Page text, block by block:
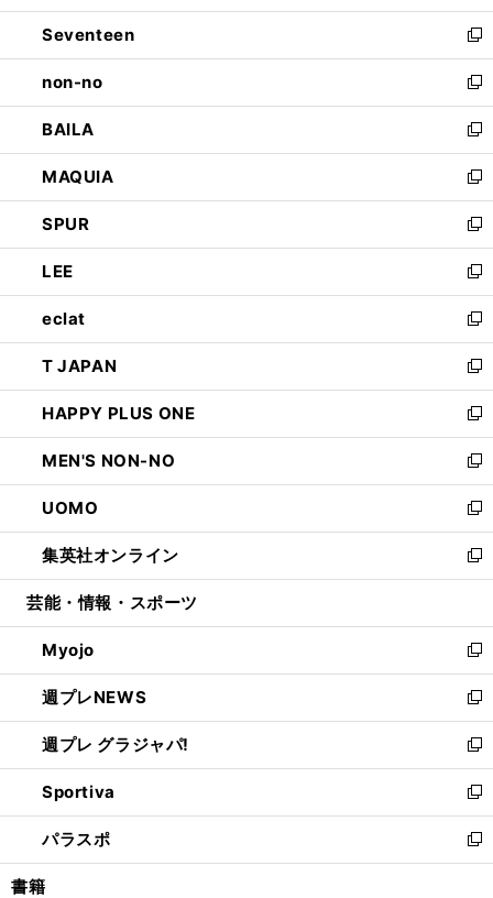
開
く
ウ
で
開
く
ン
ド
ウ
で
開
く
Seventeen
新
し
い
ウ
ィ
ン
ド
ウ
で
開
く
non-no
新
し
い
ウ
ィ
ン
ド
ウ
で
開
く
BAILA
新
し
い
ウ
ィ
ン
ド
ウ
で
開
く
MAQUIA
新
し
い
ウ
ィ
ン
ド
ウ
で
開
く
SPUR
新
し
い
ウ
ィ
ン
ド
ウ
で
開
く
LEE
新
し
い
ウ
ィ
ン
ド
ウ
で
開
く
eclat
新
し
い
ウ
ィ
ン
ド
ウ
で
開
く
T JAPAN
新
し
い
ウ
ィ
ン
ド
ウ
で
開
HAPPY PLUS ONE
新
し
い
ウ
ィ
ン
ド
ウ
開
く
MEN'S NON-NO
新
し
い
ウ
ィ
ン
ウ
で
開
く
UOMO
新
し
い
ウ
ン
ド
ウ
で
開
く
集英社オンライン
新
し
ウ
ィ
ン
ド
ウ
で
開
く
芸能・情報・スポーツ
Myojo
新
し
い
ウ
ィ
ン
ド
ウ
で
開
週プレNEWS
新
し
い
ウ
ィ
ン
ド
ウ
週プレ グラジャパ!
新
し
い
ウ
ィ
ン
Sportiva
新
し
い
ウ
パラスポ
新
し
書籍